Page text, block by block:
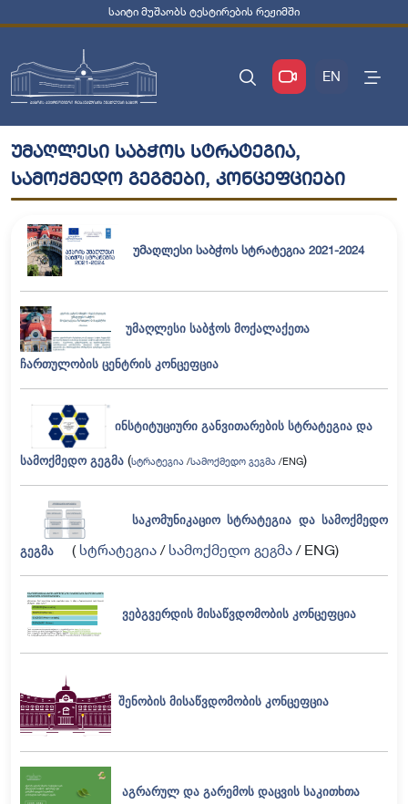
საიტი მუშაობს ტესტირების რეჟიმში
EN
უმაღლესი საბჭოს სტრატეგია,
სამოქმედო გეგმები, კონცეფციები
უმაღლესი საბჭოს სტრატეგია 2021-2024
უმაღლესი საბჭოს მოქალაქეთა
ჩართულობის ცენტრის კონცეფცია
ინსტიტუციური განვითარების სტრატეგია და
სამოქმედო გეგმა (სტრატეგია /სამოქმედო გეგმა /ENG)
საკომუნიკაციო სტრატეგია და სამოქმედო
გეგმა ( სტრატეგია / სამოქმედო გეგმა / ENG)
ვებგვერდის მისაწვდომობის კონცეფცია
შენობის მისაწვდომობის კონცეფცია
აგრარულ და გარემოს დაცვის საკითხთა